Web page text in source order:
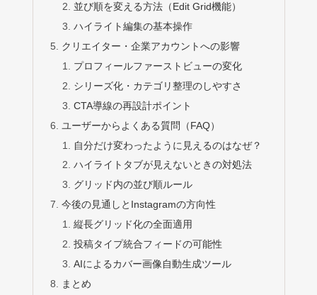
並び順を変える方法（Edit Grid機能）
ハイライト編集の基本操作
クリエイター・企業アカウントへの影響
プロフィールファーストビューの変化
シリーズ化・カテゴリ整理のしやすさ
CTA導線の再設計ポイント
ユーザーからよくある質問（FAQ）
自分だけ変わったように見えるのはなぜ？
ハイライトタブが見えないときの対処法
グリッド内の並び順ルール
今後の見通しとInstagramの方向性
縦長グリッド化の全面適用
投稿タイプ統合フィードの可能性
AIによるカバー画像自動生成ツール
まとめ